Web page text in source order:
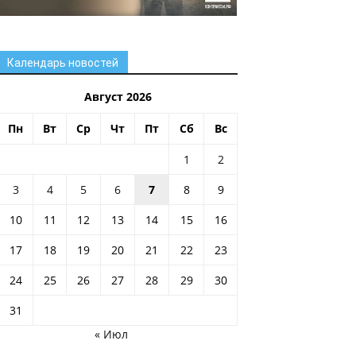
Календарь новостей
Август 2026
Пн Вт Ср Чт Пт Сб Вс
1
2
3
4 5 6 7 8
9
10
11 12 13 14 15
16
17
18 19 20 21 22
23
24
25 26 27 28 29
30
31
« Июл